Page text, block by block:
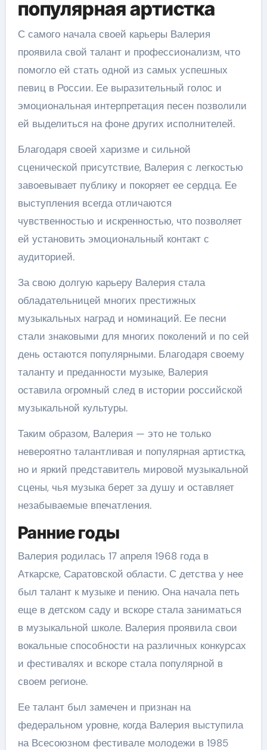
популярная артистка
С самого начала своей карьеры Валерия
проявила свой талант и профессионализм, что
помогло ей стать одной из самых успешных
певиц в России. Ее выразительный голос и
эмоциональная интерпретация песен позволили
ей выделиться на фоне других исполнителей.
Благодаря своей харизме и сильной
сценической присутствие, Валерия с легкостью
завоевывает публику и покоряет ее сердца. Ее
выступления всегда отличаются
чувственностью и искренностью, что позволяет
ей установить эмоциональный контакт с
аудиторией.
За свою долгую карьеру Валерия стала
обладательницей многих престижных
музыкальных наград и номинаций. Ее песни
стали знаковыми для многих поколений и по сей
день остаются популярными. Благодаря своему
таланту и преданности музыке, Валерия
оставила огромный след в истории российской
музыкальной культуры.
Таким образом, Валерия — это не только
невероятно талантливая и популярная артистка,
но и яркий представитель мировой музыкальной
сцены, чья музыка берет за душу и оставляет
незабываемые впечатления.
Ранние годы
Валерия родилась 17 апреля 1968 года в
Аткарске, Саратовской области. С детства у нее
был талант к музыке и пению. Она начала петь
еще в детском саду и вскоре стала заниматься
в музыкальной школе. Валерия проявила свои
вокальные способности на различных конкурсах
и фестивалях и вскоре стала популярной в
своем регионе.
Ее талант был замечен и признан на
федеральном уровне, когда Валерия выступила
на Всесоюзном фестивале молодежи в 1985